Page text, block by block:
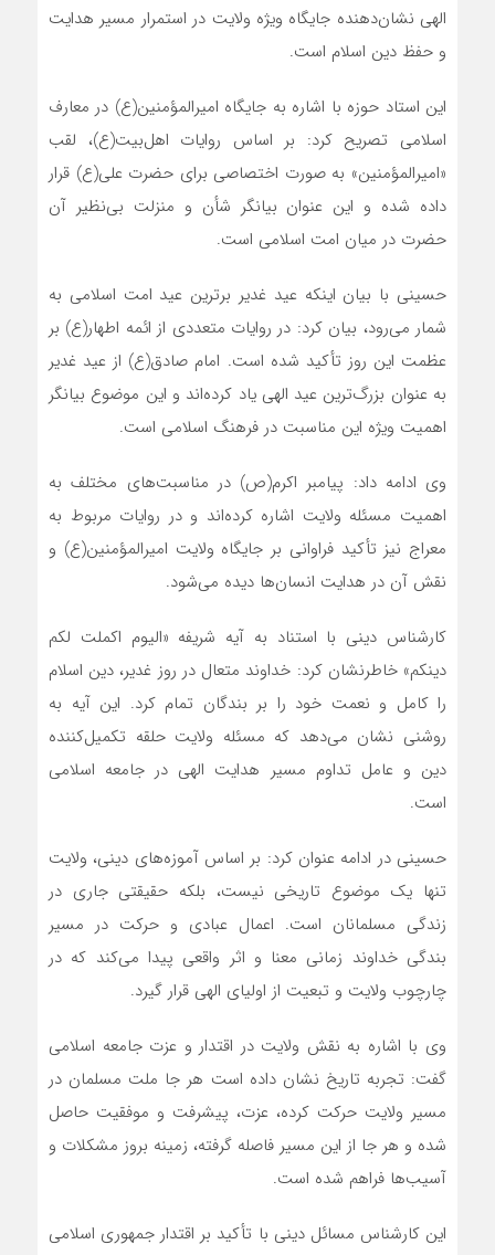
الهی نشان‌دهنده جایگاه ویژه ولایت در استمرار مسیر هدایت
و حفظ دین اسلام است.
این استاد حوزه با اشاره به جایگاه امیرالمؤمنین(ع) در معارف
اسلامی تصریح کرد: بر اساس روایات اهل‌بیت(ع)، لقب
«امیرالمؤمنین» به صورت اختصاصی برای حضرت علی(ع) قرار
داده شده و این عنوان بیانگر شأن و منزلت بی‌نظیر آن
حضرت در میان امت اسلامی است.
حسینی با بیان اینکه عید غدیر برترین عید امت اسلامی به
شمار می‌رود، بیان کرد: در روایات متعددی از ائمه اطهار(ع) بر
عظمت این روز تأکید شده است. امام صادق(ع) از عید غدیر
به عنوان بزرگ‌ترین عید الهی یاد کرده‌اند و این موضوع بیانگر
اهمیت ویژه این مناسبت در فرهنگ اسلامی است.
وی ادامه داد: پیامبر اکرم(ص) در مناسبت‌های مختلف به
اهمیت مسئله ولایت اشاره کرده‌اند و در روایات مربوط به
معراج نیز تأکید فراوانی بر جایگاه ولایت امیرالمؤمنین(ع) و
نقش آن در هدایت انسان‌ها دیده می‌شود.
کارشناس دینی با استناد به آیه شریفه «الیوم اکملت لکم
دینکم» خاطرنشان کرد: خداوند متعال در روز غدیر، دین اسلام
را کامل و نعمت خود را بر بندگان تمام کرد. این آیه به
روشنی نشان می‌دهد که مسئله ولایت حلقه تکمیل‌کننده
دین و عامل تداوم مسیر هدایت الهی در جامعه اسلامی
است.
حسینی در ادامه عنوان کرد: بر اساس آموزه‌های دینی، ولایت
تنها یک موضوع تاریخی نیست، بلکه حقیقتی جاری در
زندگی مسلمانان است. اعمال عبادی و حرکت در مسیر
بندگی خداوند زمانی معنا و اثر واقعی پیدا می‌کند که در
چارچوب ولایت و تبعیت از اولیای الهی قرار گیرد.
وی با اشاره به نقش ولایت در اقتدار و عزت جامعه اسلامی
گفت: تجربه تاریخ نشان داده است هر جا ملت مسلمان در
مسیر ولایت حرکت کرده، عزت، پیشرفت و موفقیت حاصل
شده و هر جا از این مسیر فاصله گرفته، زمینه بروز مشکلات و
آسیب‌ها فراهم شده است.
این کارشناس مسائل دینی با تأکید بر اقتدار جمهوری اسلامی